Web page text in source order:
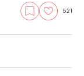
521